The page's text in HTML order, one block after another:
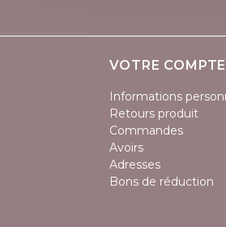
VOTRE COMPTE
Informations
Retours produit
Commandes
Avoirs
Adresses
Bons de réduction